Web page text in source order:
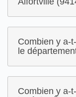
Combien y a-
le
Combien y a-